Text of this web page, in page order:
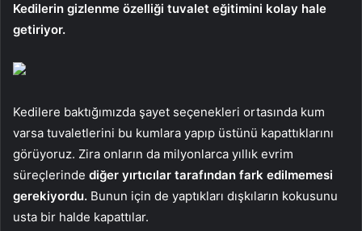
Kedilerin gizlenme özelliği tuvalet eğitimini kolay hale
getiriyor.
Kedilere baktığımızda şayet seçenekleri ortasında kum
varsa tuvaletlerini bu kumlara yapıp üstünü kapattıklarını
görüyoruz. Zira onların da milyonlarca yıllık evrim
süreçlerinde diğer yırtıcılar tarafından fark edilmemesi
gerekiyordu. Bunun için de yaptıkları dışkıların kokusunu
usta bir halde kapattılar.